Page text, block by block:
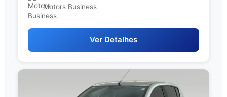
Motors Business
Ver Detalhes